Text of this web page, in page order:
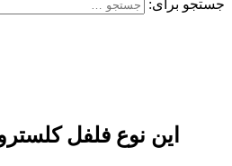
جستجو برای:
این نوع فلفل